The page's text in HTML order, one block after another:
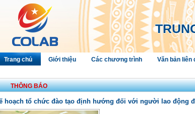
Trang chủ Giới thiệu Các chương trình Văn bản liên
THÔNG BÁO
hoạch tổ chức đào tạo định hướng đối với người lao động